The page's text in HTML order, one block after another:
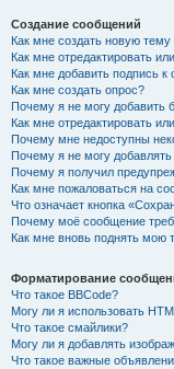
Создание сообщений
Как мне создать новую
Как мне отредактировать
Как мне добавить подпись
Как мне создать опрос?
Почему я не могу добавить
Как мне отредактировать
Почему мне недоступны
Почему я не могу
Почему я получил
Как мне пожаловаться на
Что означает кнопка
Почему моё сообщение
Как мне вновь поднять мою
Форматирование
Что такое BBCode?
Могу ли я использовать
Что такое смайлики?
Могу ли я добавлять
Что такое важные